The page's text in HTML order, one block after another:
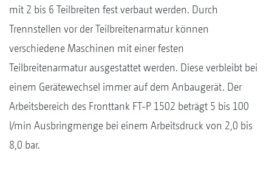
mit 2 bis 6 Teilbreiten fest verbaut werden. Durch
Trennstellen vor der Teilbreitenarmatur können
verschiedene Maschinen mit einer festen
Teilbreitenarmatur ausgestattet werden. Diese verbleibt bei
einem Gerätewechsel immer auf dem Anbaugerät. Der
Arbeitsbereich des Fronttank FT-P 1502 beträgt 5 bis 100
l/min Ausbringmenge bei einem Arbeitsdruck von 2,0 bis
8,0 bar.